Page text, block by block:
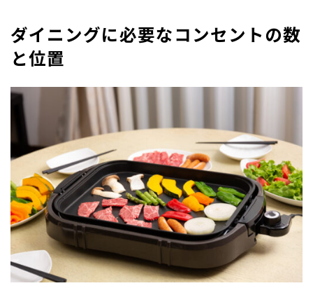
ダイニングに必要なコンセントの数
と位置